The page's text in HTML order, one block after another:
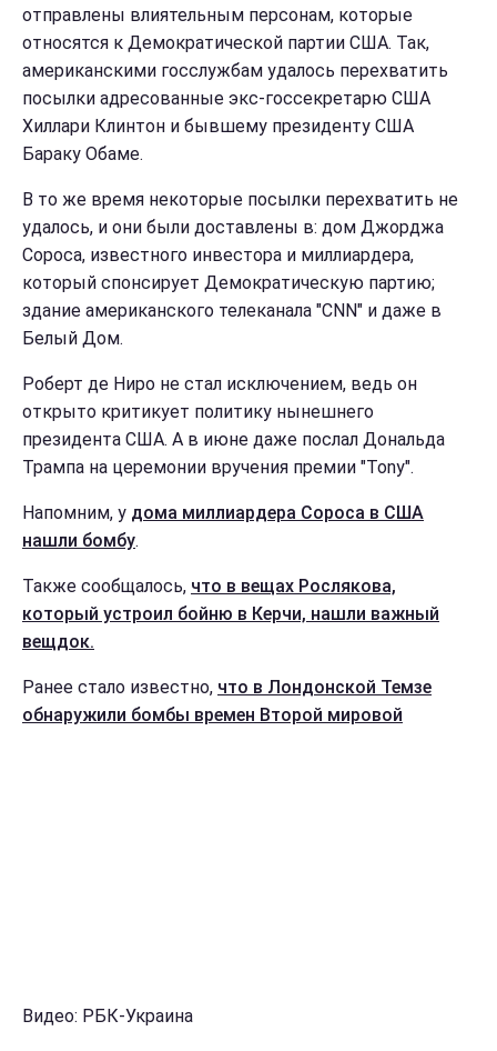
отправлены влиятельным персонам, которые
относятся к Демократической партии США. Так,
американскими госслужбам удалось перехватить
посылки адресованные экс-госсекретарю США
Хиллари Клинтон и бывшему президенту США
Бараку Обаме.
В то же время некоторые посылки перехватить не
удалось, и они были доставлены в: дом Джорджа
Сороса, известного инвестора и миллиардера,
который спонсирует Демократическую партию;
здание американского телеканала "CNN" и даже в
Белый Дом.
Роберт де Ниро не стал исключением, ведь он
открыто критикует политику нынешнего
президента США. А в июне даже послал Дональда
Трампа на церемонии вручения премии "Tony".
Напомним, у дома миллиардера Сороса в США
нашли бомбу.
Также сообщалось, что в вещах Рослякова,
который устроил бойню в Керчи, нашли важный
вещдок.
Ранее стало известно, что в Лондонской Темзе
обнаружили бомбы времен Второй мировой
Видео: РБК-Украина